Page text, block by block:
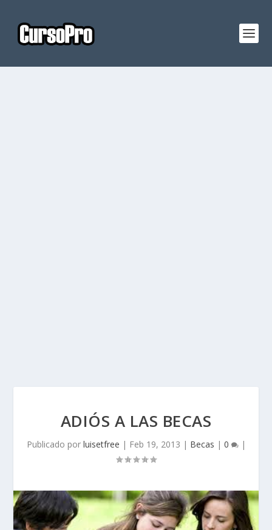
ADIÓS A LAS BECAS
Publicado por luisetfree | Feb 19, 2013 | Becas | 0 |